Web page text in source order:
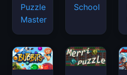
Puzzle
Master
School